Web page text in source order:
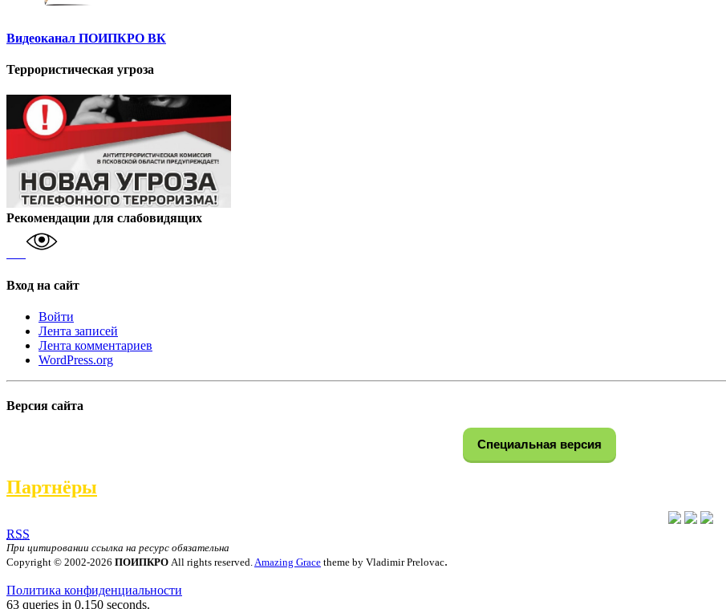
Видеоканал ПОИПКРО ВК
Террористическая угроза
Рекомендации для слабовидящих
Вход на сайт
Войти
Лента записей
Лента комментариев
WordPress.org
Версия сайта
Специальная версия
Партнёры
RSS
При цитировании ссылка на ресурс обязательна
Copyright © 2002-2026 ПОИПКРО All rights reserved. Amazing Grace theme by Vladimir Prelovac.
Политика конфиденциальности
63 queries in 0,150 seconds.